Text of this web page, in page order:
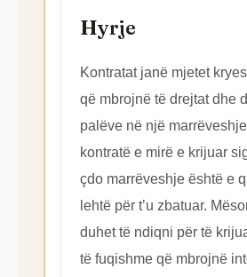
Hyrje
Kontratat janë mjetet
që mbrojnë të drejtat dhe
palëve në një
kontratë e mirë e krijuar
çdo marrëveshje është e
lehtë për t’u zbatuar.
duhet të ndiqni për të
të fuqishme që mbrojnë